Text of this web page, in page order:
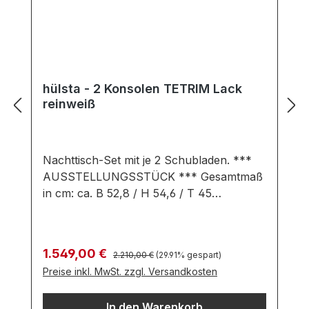
hülsta - 2 Konsolen TETRIM Lack
reinweiß
Nachttisch-Set mit je 2 Schubladen. ***
AUSSTELLUNGSSTÜCK *** Gesamtmaß
in cm: ca. B 52,8 / H 54,6 / T 45
auf verschiedenen Bildschirmen
abweichen. Deko oder andere Beimöbel
sind nicht enthalten. Abbildung kann
Verkaufspreis:
1.549,00 € Regulärer Preis:
2.210,00 € (29.91% gespart)
Preise inkl. MwSt. zzgl. Versandkosten